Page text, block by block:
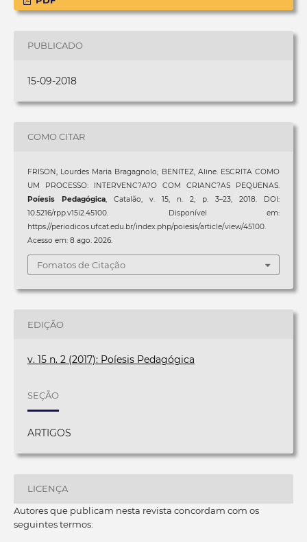
PUBLICADO
15-09-2018
COMO CITAR
FRISON, Lourdes Maria Bragagnolo; BENITEZ, Aline. ESCRITA COMO
UM PROCESSO: INTERVENC?A?O COM CRIANC?AS PEQUENAS.
Poíesis Pedagógica, Catalão, v. 15, n. 2, p. 3–23, 2018. DOI:
10.5216/rpp.v15i2.45100. Disponível em:
https://periodicos.ufcat.edu.br/index.php/poiesis/article/view/45100.
Acesso em: 8 ago. 2026.
Fomatos de Citação
EDIÇÃO
v. 15 n. 2 (2017): Poíesis Pedagógica
SEÇÃO
ARTIGOS
LICENÇA
Autores que publicam nesta revista concordam com os
seguintes termos: